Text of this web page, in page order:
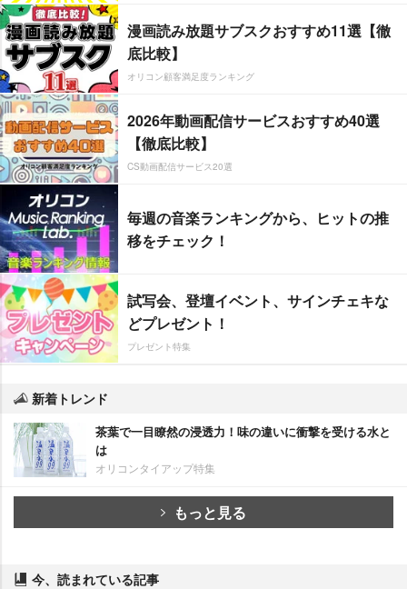
漫画読み放題サブスクおすすめ11選【徹
底比較】
オリコン顧客満足度ランキング
2026年動画配信サービスおすすめ40選
【徹底比較】
CS動画配信サービス20選
毎週の音楽ランキングから、ヒットの推
移をチェック！
試写会、登壇イベント、サインチェキな
どプレゼント！
プレゼント特集
新着トレンド
茶葉で一目瞭然の浸透力！味の違いに衝撃を受ける水と
は
オリコンタイアップ特集
もっと見る
今、読まれている記事